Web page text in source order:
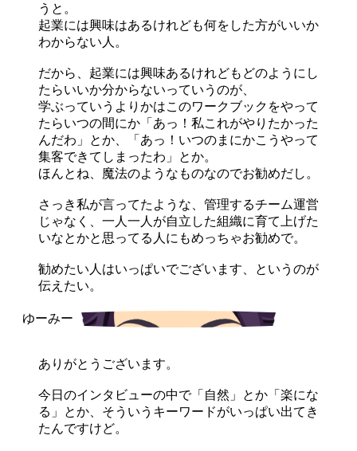
うと。
起業には興味はあるけれども何をした方がいいか
わからない人。
だから、起業には興味あるけれどもどのようにし
たらいいか分からないっていうのが、
学ぶっていうよりかはこのワークブックをやって
たらいつの間にか「あっ！私これがやりたかった
んだわ」とか、「あっ！いつのまにかこうやって
集客できてしまったわ」とか。
ほんとね、魔法のようなものなのでお勧めだし。
さっき私が言ってたような、管理するチーム運営
じゃなく、一人一人が自立した組織に育て上げた
いなとかと思ってる人にもめっちゃお勧めで。
勧めたい人はいっぱいでございます、というのが
伝えたい。
ありがとうございます。
今日のインタビューの中で「自然」とか「楽にな
る」とか、そういうキーワードがいっぱい出てき
たんですけど。